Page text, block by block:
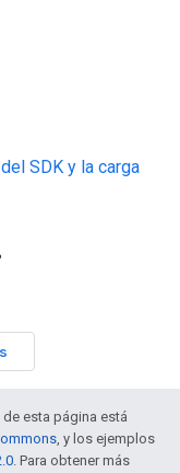
SDK y la carga
esta página está
, y los ejemplos
. Para obtener más